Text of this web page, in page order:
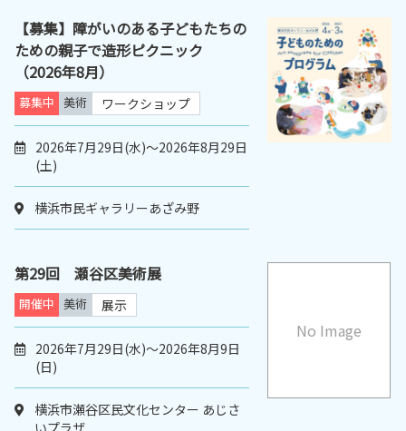
【募集】障がいのある子どもたちの
ための親子で造形ピクニック
（2026年8月）
募集中 美術 ワークショップ
2026年7月29日(水)～2026年8月29日
(土)
横浜市民ギャラリーあざみ野
No Image
第29回 瀬谷区美術展
開催中 美術 展示
2026年7月29日(水)～2026年8月9日
(日)
横浜市瀬谷区民文化センター あじさ